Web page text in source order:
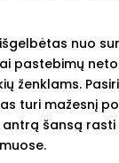
nuo
pastebimų
ženklams.
turi mažesnį
šansą rasti